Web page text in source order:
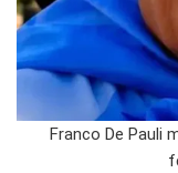
Franco De Pauli